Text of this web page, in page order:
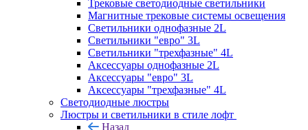
Трековые светодиодные светильники
Магнитные трековые системы освещения
Светильники однофазные 2L
Светильники "евро" 3L
Светильники "трехфазные" 4L
Аксессуары однофазные 2L
Аксессуары "евро" 3L
Аксессуары "трехфазные" 4L
Светодиодные люстры
Люстры и светильники в стиле лофт
Назад